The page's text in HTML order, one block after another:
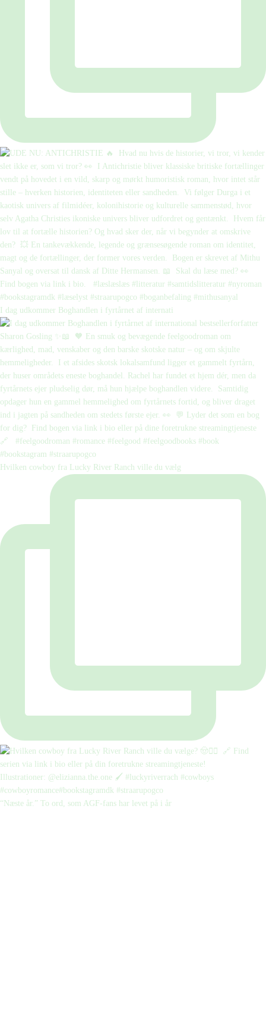
I dag udkommer Boghandlen i fyrtårnet af internati
Hvilken cowboy fra Lucky River Ranch ville du vælg
“Næste år.” To ord, som AGF-fans har levet på i år